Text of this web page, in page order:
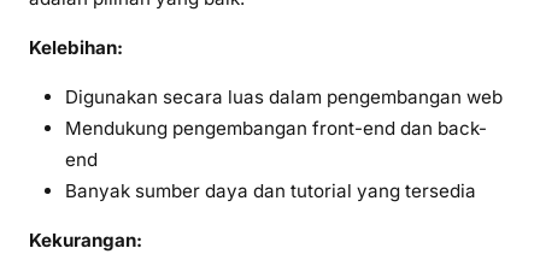
Kelebihan:
Digunakan secara luas dalam pengembangan web
Mendukung pengembangan front-end dan back-
end
Banyak sumber daya dan tutorial yang tersedia
Kekurangan: